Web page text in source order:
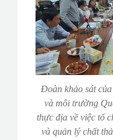
Đoàn khảo sát
và môi trường
thực địa về việc tổ
và quản lý chất